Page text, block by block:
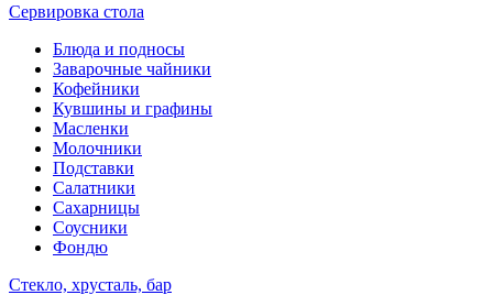
Сервировка стола
Блюда и подносы
Заварочные чайники
Кофейники
Кувшины и графины
Масленки
Молочники
Подставки
Салатники
Сахарницы
Соусники
Фондю
Стекло, хрусталь, бар